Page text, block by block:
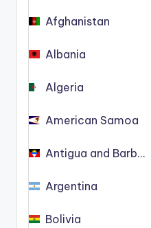
Afghanistan
Albania
Algeria
American Samoa
Antigua and Barbuda
Argentina
Bolivia